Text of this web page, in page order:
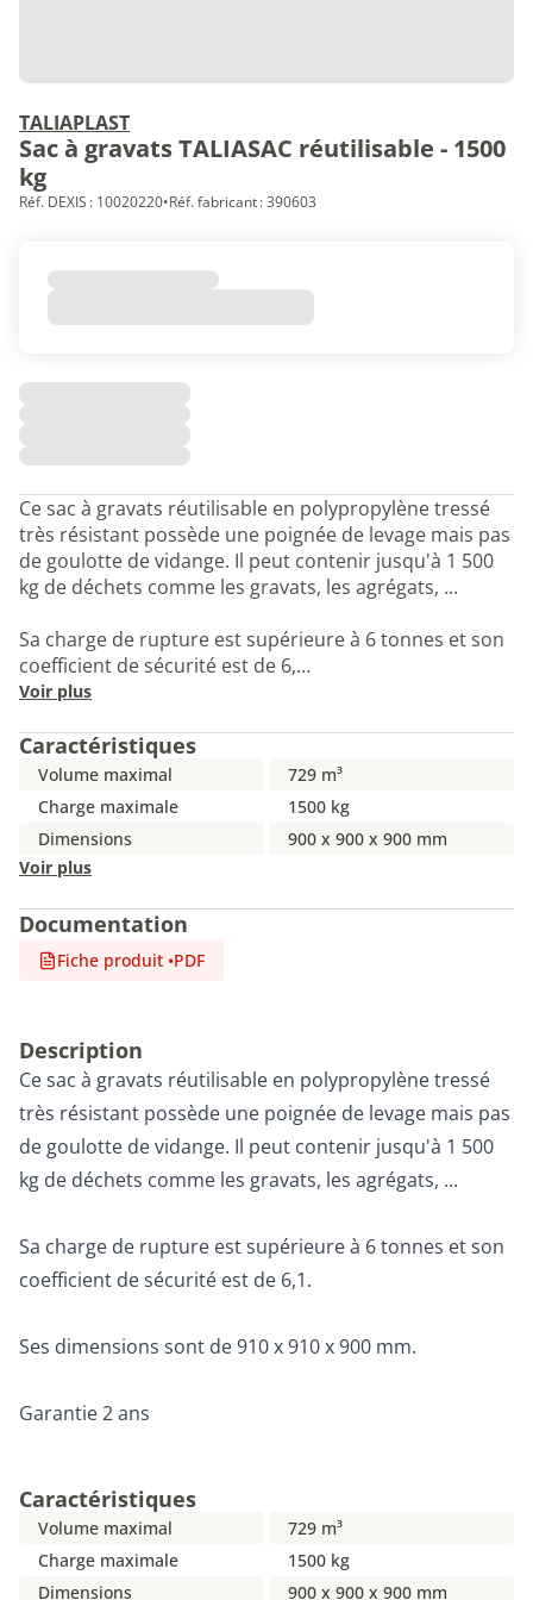
TALIAPLAST
Sac à gravats TALIASAC réutilisable - 1500
kg
Réf. DEXIS : 10020220•Réf. fabricant : 390603
Ce sac à gravats réutilisable en polypropylène tressé
très résistant possède une poignée de levage mais pas
de goulotte de vidange. Il peut contenir jusqu'à 1 500
kg de déchets comme les gravats, les agrégats, ...
Sa charge de rupture est supérieure à 6 tonnes et son
coefficient de sécurité est de 6,…
Voir plus
Caractéristiques
Volume maximal
729 m³
Charge maximale
1500 kg
Dimensions
900 x 900 x 900 mm
Voir plus
Documentation
Fiche produit •PDF
Description
Ce sac à gravats réutilisable en polypropylène tressé
très résistant possède une poignée de levage mais pas
de goulotte de vidange. Il peut contenir jusqu'à 1 500
kg de déchets comme les gravats, les agrégats, ...
Sa charge de rupture est supérieure à 6 tonnes et son
coefficient de sécurité est de 6,1.
Ses dimensions sont de 910 x 910 x 900 mm.
Garantie 2 ans
Caractéristiques
Volume maximal
729 m³
Charge maximale
1500 kg
Dimensions
900 x 900 x 900 mm